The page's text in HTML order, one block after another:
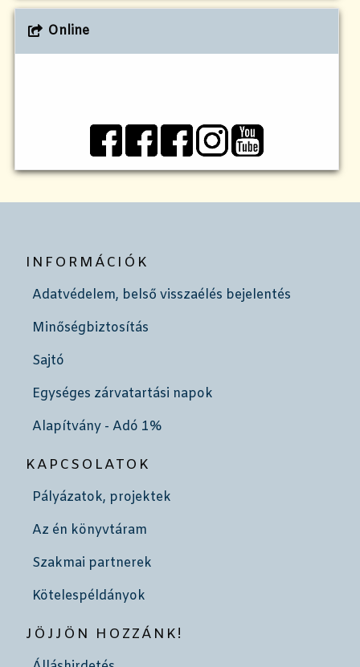
Online
INFORMÁCIÓK
Adatvédelem, belső visszaélés bejelentés
Minőségbiztosítás
Sajtó
Egységes zárvatartási napok
Alapítvány - Adó 1%
KAPCSOLATOK
Pályázatok, projektek
Az én könyvtáram
Szakmai partnerek
Kötelespéldányok
JÖJJÖN HOZZÁNK!